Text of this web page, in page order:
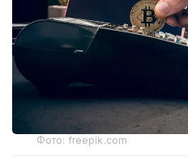
Фото: freepik.com